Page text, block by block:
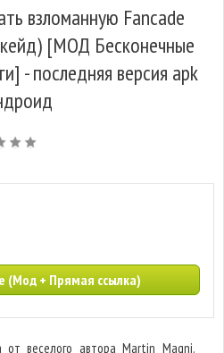
взломанную Fancade
[МОД Бесконечные
- последняя версия apk
(Мод + Прямая ссылка)
от веселого автора Martin Magni.